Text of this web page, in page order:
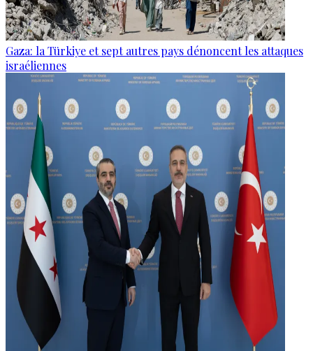
Gaza: la Türkiye et sept autres pays dénoncent les attaques
israéliennes